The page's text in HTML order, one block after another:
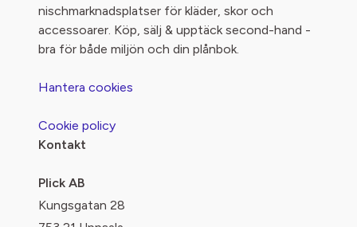
nischmarknadsplatser för kläder, skor och
accessoarer. Köp, sälj & upptäck second-hand -
bra för både miljön och din plånbok.
Hantera cookies
Cookie policy
Kontakt
Plick AB
Kungsgatan 28